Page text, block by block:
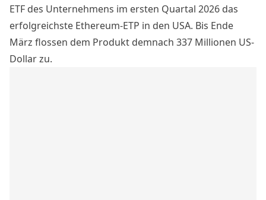
ETF des Unternehmens im ersten Quartal 2026 das
erfolgreichste Ethereum-ETP in den USA. Bis Ende
März flossen dem Produkt demnach 337 Millionen US-
Dollar zu.